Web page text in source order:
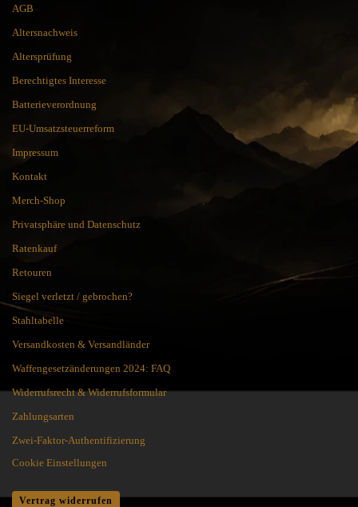
AGB
Altersnachweis
Altersprüfung
Berechtigtes Interesse
Batterieverordnung
EU-Umsatzsteuerreform
Impressum
Kontakt
Merch-Shop
Privatsphäre und Datenschutz
Ratenkauf
Retouren
Siegel verletzt / gebrochen?
Stahltabelle
Versandkosten & Versandländer
Waffengesetzänderungen 2024: FAQ
Widerrufsrecht & Widerrufsformular
Zahlungsarten
Zwei-Faktor-Authentifizierung
Cookie Einstellungen
Vertrag widerrufen